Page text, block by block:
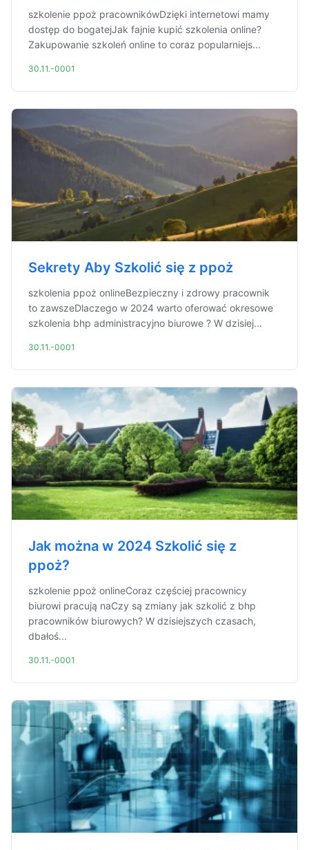
szkolenie ppoż pracownikówDzięki internetowi mamy
dostęp do bogatejJak fajnie kupić szkolenia online?
Zakupowanie szkoleń online to coraz popularniejs...
30.11.-0001
Sekrety Aby Szkolić się z ppoż
szkolenia ppoż onlineBezpieczny i zdrowy pracownik
to zawszeDlaczego w 2024 warto oferować okresowe
szkolenia bhp administracyjno biurowe ? W dzisiej...
30.11.-0001
Jak można w 2024 Szkolić się z
ppoż?
szkolenie ppoż onlineCoraz częściej pracownicy
biurowi pracują naCzy są zmiany jak szkolić z bhp
pracowników biurowych? W dzisiejszych czasach,
dbałoś...
30.11.-0001